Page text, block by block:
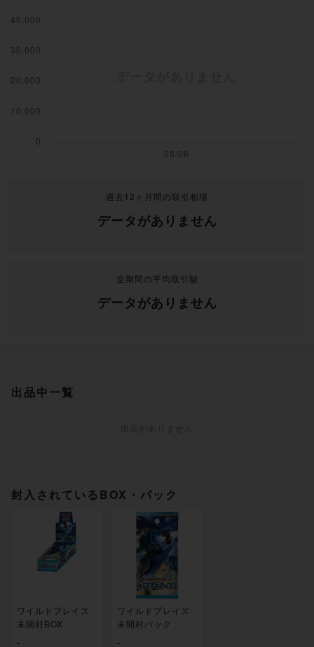
過去12ヶ月間の取引相場
データがありません
全期間の平均取引額
データがありません
出品中一覧
封入されているBOX・パック
ワイルドブレイズ
未開封BOX
-
ワイルドブレイズ
未開封パック
-